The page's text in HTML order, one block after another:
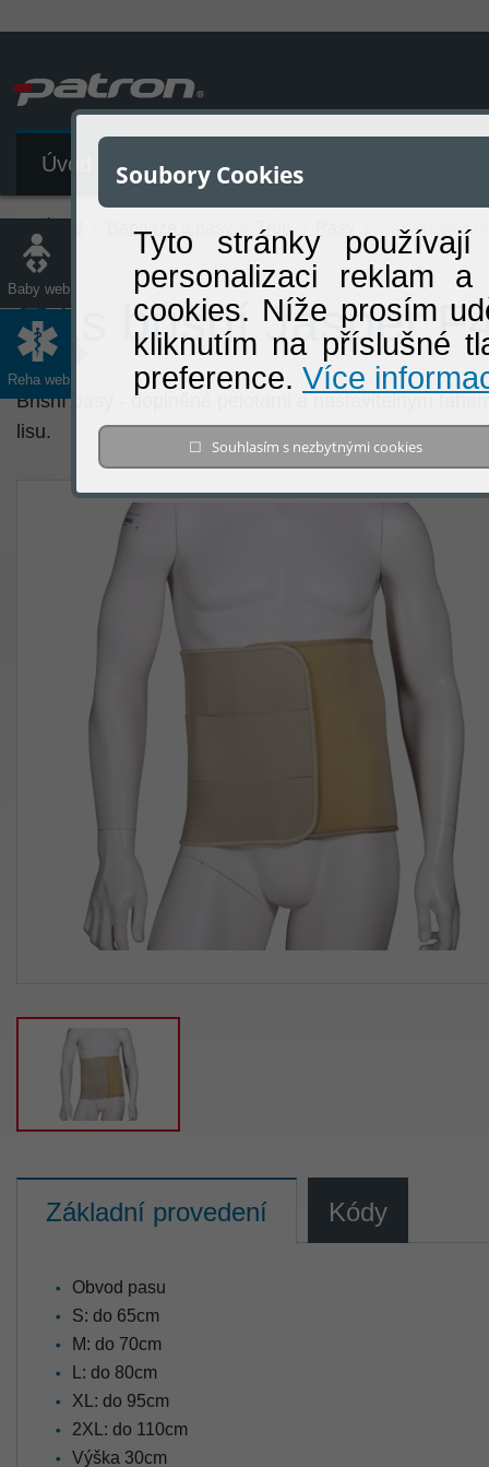
Úvod Katalog produktů
Soubory Cookies
Tyto stránky
personalizaci reklam
cookies. Níže prosím
kliknutím na příslušné
preference. Více
☐ Souhlasím s nezbytnými cookies
Baby web
Reha web
Bandáže a pásy Trup Pás břišní
Pás břišní Jasper
Břišní pasy - doplněné pelotami a nastavitelným
lisu.
Základní provedení Kódy
Obvod pasu
S: do 65cm
M: do 70cm
L: do 80cm
XL: do 95cm
2XL: do 110cm
Výška 30cm